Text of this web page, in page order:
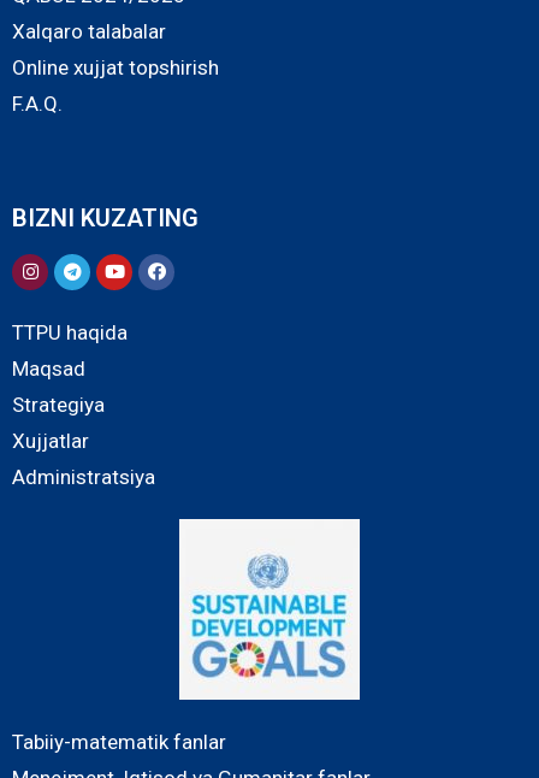
Xalqaro talabalar
Online xujjat topshirish
F.A.Q.
BIZNI KUZATING
TTPU haqida
Maqsad
Strategiya
Xujjatlar
Administratsiya
Tabiiy-matematik fanlar